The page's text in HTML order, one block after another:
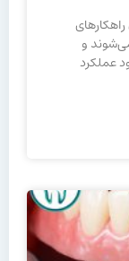
و
عملکرد